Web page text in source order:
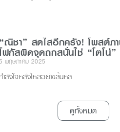
ณิชา” สดใสอีกครั้ง! โพสต์ภ
ฟกัสผิดจุดถกสนั่นใช่ “โตโน่”
พฤษภาคม 2025
ำลังใจหลั่งไหลอย่างล้นหล
ดูทั้งหมด